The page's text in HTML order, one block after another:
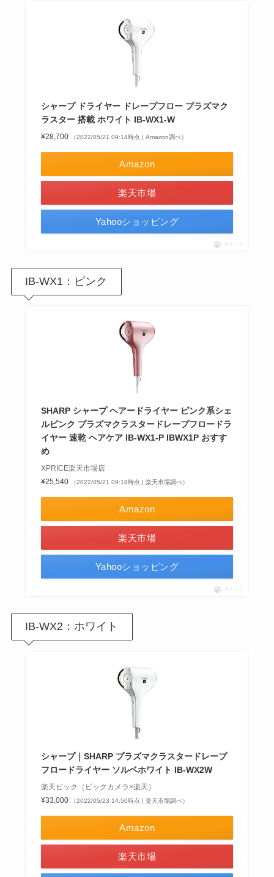
シャープ ドライヤー ドレープフロー プラズマク
ラスター 搭載 ホワイト IB-WX1-W
¥28,700 （2022/05/21 09:14時点 | Amazon調べ）
Amazon
楽天市場
Yahooショッピング
ポチップ
IB-WX1：ピンク
SHARP シャープ ヘアードライヤー ピンク系シェ
ルピンク プラズマクラスタードレープフロードラ
イヤー 速乾 ヘアケア IB-WX1-P IBWX1P おすす
め
XPRICE楽天市場店
¥25,540
（2022/05/21 09:18時点 | 楽天市場調べ）
Amazon
楽天市場
Yahooショッピング
ポチップ
IB-WX2：ホワイト
シャープ｜SHARP プラズマクラスタードレープ
フロードライヤー ソルベホワイト IB-WX2W
楽天ビック（ビックカメラ×楽天）
¥33,000
（2022/05/23 14:50時点 | 楽天市場調べ）
Amazon
楽天市場